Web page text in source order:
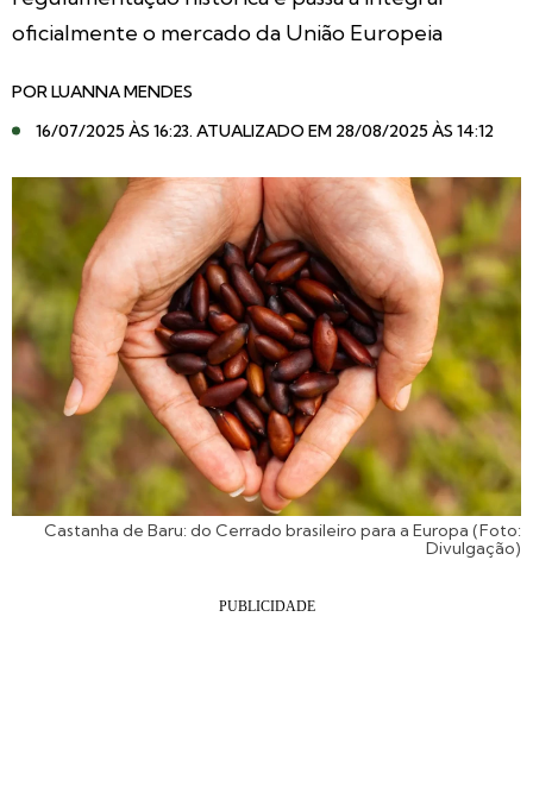
oficialmente o mercado da União Europeia
PORLUANNA MENDES
16/07/2025 ÀS 16:23. ATUALIZADO EM 28/08/2025 ÀS 14:12
Castanha de Baru: do Cerrado brasileiro para a Europa (Foto:
Divulgação)